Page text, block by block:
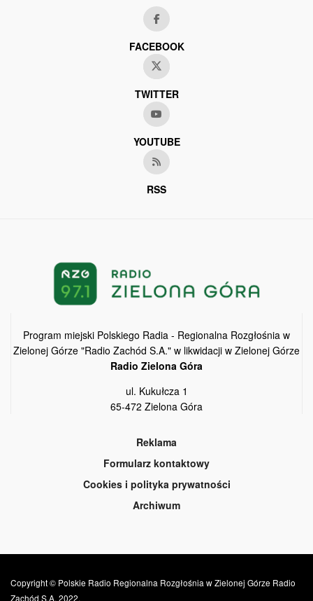
FACEBOOK
TWITTER
YOUTUBE
RSS
Program miejski Polskiego Radia - Regionalna Rozgłośnia w
Zielonej Górze "Radio Zachód S.A." w likwidacji w Zielonej Górze
Radio Zielona Góra
ul. Kukułcza 1
65-472 Zielona Góra
Reklama
Formularz kontaktowy
Cookies i polityka prywatności
Archiwum
Copyright © Polskie Radio Regionalna Rozgłośnia w Zielonej Górze Radio
Zachód S.A. 2022.